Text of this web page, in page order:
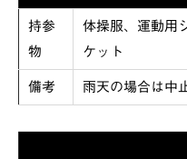
持参
物
体操服、運動用
ケット
備考 雨天の場合は中